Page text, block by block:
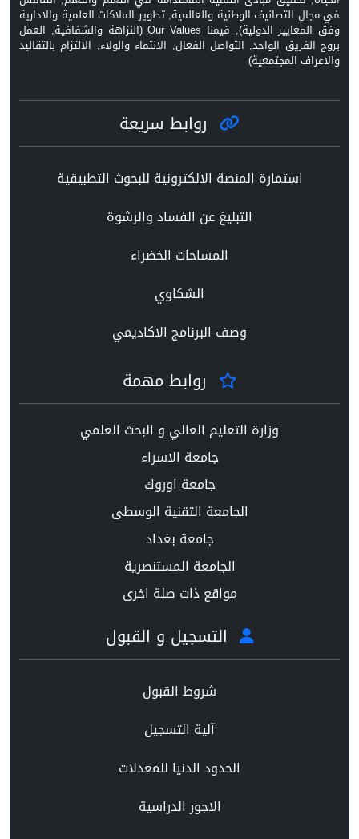
في مجال التصانيف الوطنية والعالمية, تطوير الملاكات العلمية والادارية
وفق المعايير الدولية), قيمنا Our Values (النزاهة والشفافية, العمل
بروح الفريق الواحد, التواصل الفعال, الانتماء والولاء, الالتزام بالتقاليد
والاعراف المجتمعية)
روابط سريعة
استمارة المنصة الالكترونية للبحوث التطبيقية
التبليغ عن الفساد والرشوة
المساحات الخضراء
الشكاوي
وصف البرنامج الاكاديمي
روابط مهمة
وزارة التعليم العالي و البحث العلمي
جامعة الاسراء
جامعة اوروك
الجامعة التقنية الوسطى
جامعة بغداد
الجامعة المستنصرية
مواقع ذات صلة اخرى
التسجيل و القبول
شروط القبول
آلية التسجيل
الحدود الدنيا للمعدلات
الاجور الدراسية